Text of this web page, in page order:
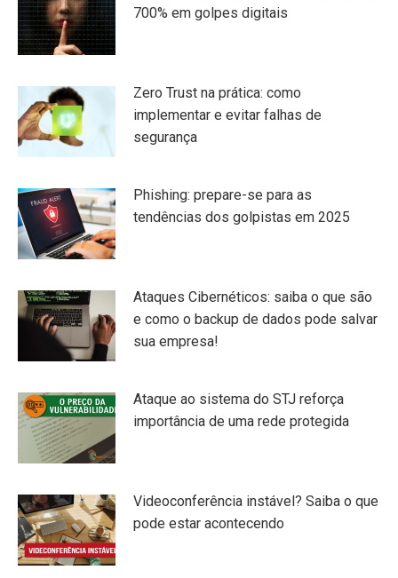
700% em golpes digitais
Zero Trust na prática: como
implementar e evitar falhas de
segurança
Phishing: prepare-se para as
tendências dos golpistas em 2025
Ataques Cibernéticos: saiba o que são
e como o backup de dados pode salvar
sua empresa!
Ataque ao sistema do STJ reforça
importância de uma rede protegida
Videoconferência instável? Saiba o que
pode estar acontecendo